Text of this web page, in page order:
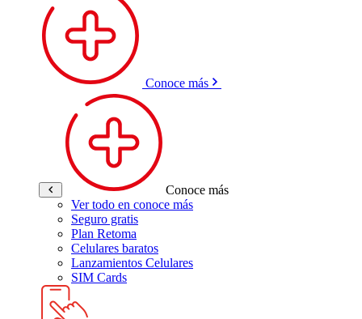
Conoce más
Conoce más
Ver todo en conoce más
Seguro gratis
Plan Retoma
Celulares baratos
Lanzamientos Celulares
SIM Cards